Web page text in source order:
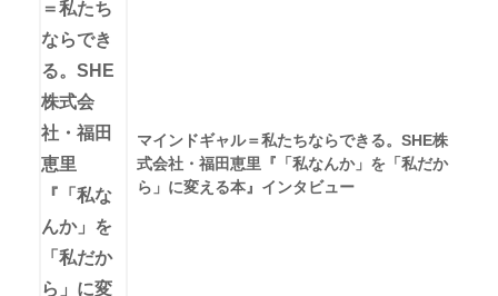
マインドギャル＝私たちならできる。SHE株
式会社・福田恵里『「私なんか」を「私だか
ら」に変える本』インタビュー